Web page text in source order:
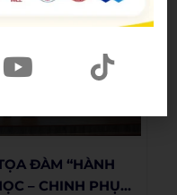
ĐÀM “HÀNH
– CHINH PHỤC